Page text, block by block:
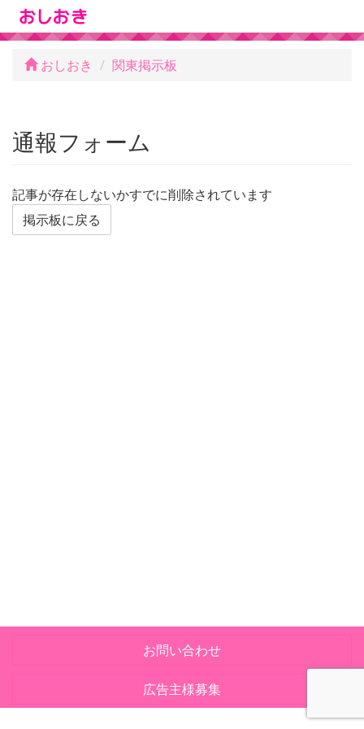
おしおき 関東掲示板
通報フォーム
記事が存在しないかすでに削除されています
掲示板に戻る
お問い合わせ
広告主様募集